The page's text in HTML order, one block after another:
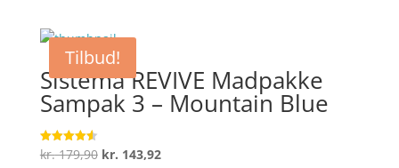
var:
kr. 194,90.
Tilbud!
Sistema REVIVE Madpakke
Sampak 3 – Mountain Blue
Vurderet
4.6
kr.179,90 Den
kr. 143,92Den